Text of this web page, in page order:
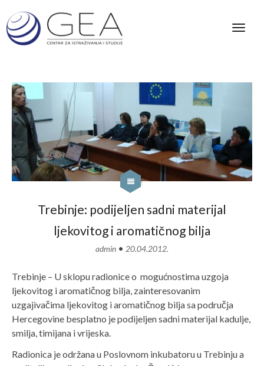
Trebinje: podijeljen sadni materijal
ljekovitog i aromatičnog bilja
admin • 20.04.2012.
Trebinje – U sklopu radionice o mogućnostima uzgoja
ljekovitog i aromatičnog bilja, zainteresovanim
uzgajivačima ljekovitog i aromatičnog bilja sa područja
Hercegovine besplatno je podijeljen sadni materijal kadulje,
smilja, timijana i vrijeska.
Radionica je održana u Poslovnom inkubatoru u Trebinju a